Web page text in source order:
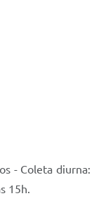
- Coleta diurna:
15h.